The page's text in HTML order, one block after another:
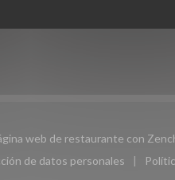
web de restaurante con
de datos personales
((abre en una nueva ventana))